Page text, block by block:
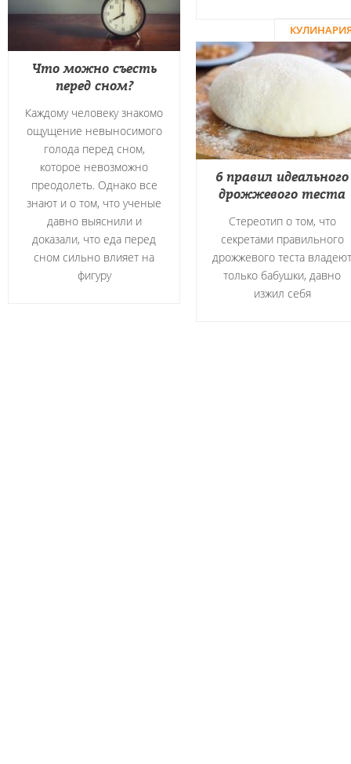
Что можно съесть
перед сном?
Каждому человеку знакомо
ощущение невыносимого
голода перед сном,
которое невозможно
преодолеть. Однако все
знают и о том, что ученые
давно выяснили и
доказали, что еда перед
сном сильно влияет на
фигуру
6 правил идеального
дрожжевого теста
Стереотип о том, что
секретами правильного
дрожжевого теста владеют
только бабушки, давно
изжил себя